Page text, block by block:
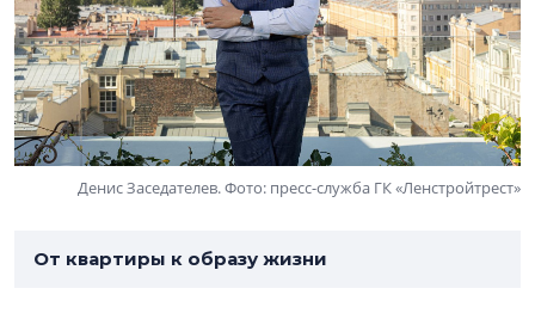
Денис Заседателев. Фото: пресс-служба ГК «Ленстройтрест»
От квартиры к образу жизни